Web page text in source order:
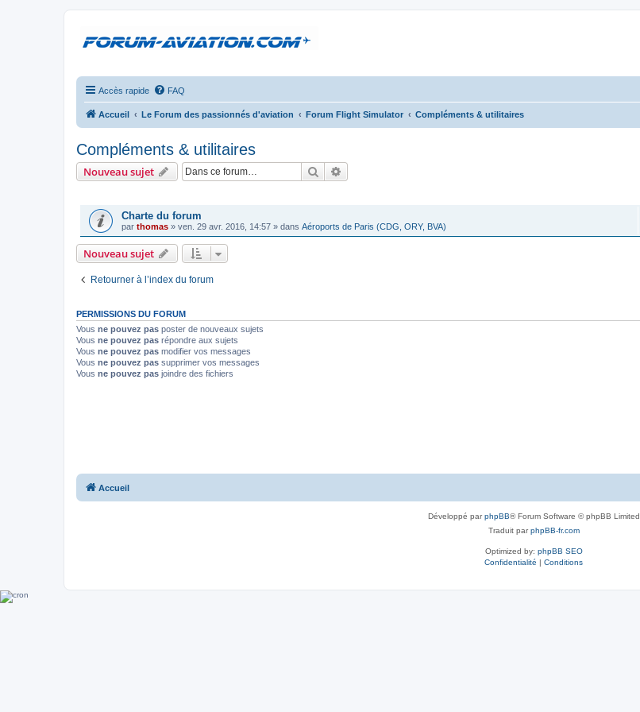
Accès rapide FAQ
Accueil Le Forum des passionnés d'aviation Forum Flight Simulator Compléments & utilitaires
Compléments & utilitaires
Nouveau sujet Rechercher
Charte du forum
par thomas » ven. 29 avr. 2016, 14:57 » dans Aéroports de Paris (CDG, ORY, BVA)
Nouveau sujet
Retourner à l’index du forum
PERMISSIONS DU FORUM
Vous ne pouvez pas poster de nouveaux sujets
Vous ne pouvez pas répondre aux sujets
Vous ne pouvez pas modifier vos messages
Vous ne pouvez pas supprimer vos messages
Vous ne pouvez pas joindre des fichiers
Accueil
Développé parphpBB® Forum Software © phpBB Limited
Traduit parphpBB-fr.com
Optimized by: phpBB SEO
Confidentialité | Conditions